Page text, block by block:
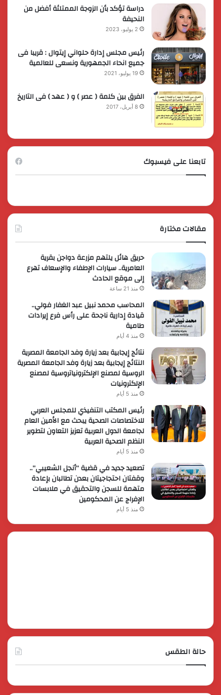
دراسة تؤكد بأن الزوجة الممتلئة أفضل من
النحيفة
2 يوليو، 2023
رئيس مجلس إدارة حلواني إيتوال : قريبا فى
جميع انحاء الجمهورية ونسعى للعالمية
19 يوليو، 2021
الفرق بين كلمة ( عصر ) و ( عهد ) فى التاريخ
8 أبريل، 2017
تابعنا على فيسبوك
مقالات مختارة
حريق هائل يلتهم مزرعة دواجن بقرية
العامرية.. سيارات الإطفاء والإسعاف تهرع
إلى موقع الحادث
منذ 21 ساعة
المحاسب محمد نبيل عبد الغفار فولي..
قيادة إدارية ناجحة على رأس فرع إيرادات
طامية
منذ 4 أيام
نتائج إيجابية بعد زيارة وفد الجامعة المصرية
النتائج إيجابية بعد زيارة وفد الجامعة المصرية
الروسية لمصنع الإلكترونياتروسية لمصنع
الإلكترونيات
منذ 5 أيام
رئيس المكتب التنفيذي للمجلس العربي
للاختصاصات الصحية يبحث مع الأمين العام
لجامعة الدول العربية تعزيز التعاون لتطوير
النظم الصحية العربية
منذ 5 أيام
تصعيد جديد في قضية “أنجل الشعيبي”..
وقفتان احتجاجيتان بعدن تطالبان بإعادة
متهمة للسجن والتحقيق في ملابسات
الإفراج عن المحكومين
منذ 5 أيام
حالة الطقس